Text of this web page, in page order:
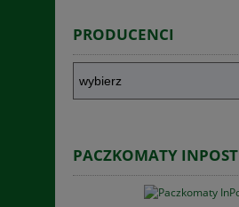
PRODUCENCI
PACZKOMATY INPOST